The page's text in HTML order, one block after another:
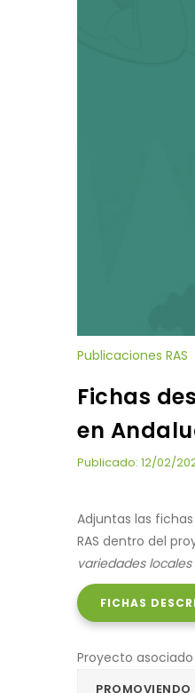
Publicaciones RAS
Fichas
en
Publicado: 12/02/
Adjuntas las
RAS dentro del
variedades
FICHAS
Proyecto asociado